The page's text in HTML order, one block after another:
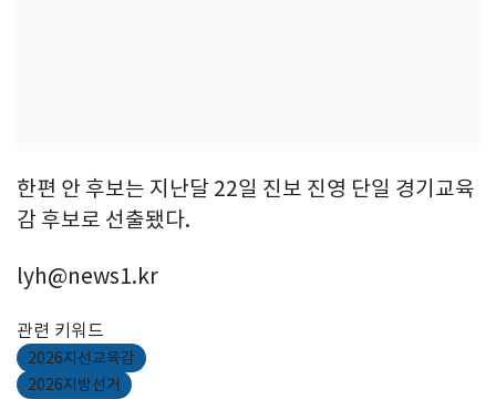
한편 안 후보는 지난달 22일 진보 진영 단일 경기교육
감 후보로 선출됐다.
lyh@news1.kr
관련 키워드
2026지선교육감
2026지방선거